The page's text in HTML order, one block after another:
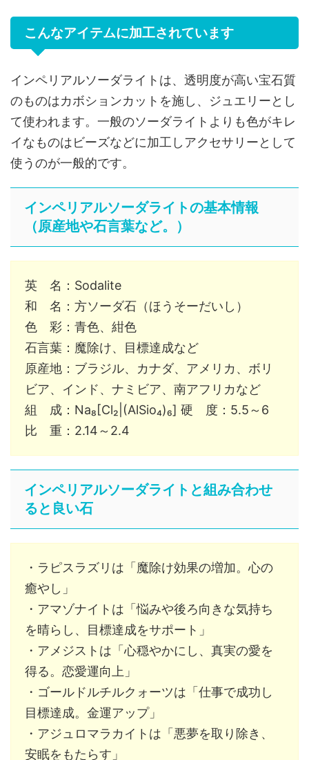
こんなアイテムに加工されています
インペリアルソーダライトは、透明度が高い宝石質
のものはカボションカットを施し、ジュエリーとし
て使われます。一般のソーダライトよりも色がキレ
イなものはビーズなどに加工しアクセサリーとして
使うのが一般的です。
インペリアルソーダライトの基本情報
（原産地や石言葉など。）
英 名：Sodalite
和 名：方ソーダ石（ほうそーだいし）
色 彩：青色、紺色
石言葉：魔除け、目標達成など
原産地：ブラジル、カナダ、アメリカ、ボリ
ビア、インド、ナミビア、南アフリカなど
組 成：Na₈[Cl₂|(AlSio₄)₆] 硬 度：5.5～6
比 重：2.14～2.4
インペリアルソーダライトと組み合わせ
ると良い石
・ラピスラズリは「魔除け効果の増加。心の
癒やし」
・アマゾナイトは「悩みや後ろ向きな気持ち
を晴らし、目標達成をサポート」
・アメジストは「心穏やかにし、真実の愛を
得る。恋愛運向上」
・ゴールドルチルクォーツは「仕事で成功し
目標達成。金運アップ」
・アジュロマラカイトは「悪夢を取り除き、
安眠をもたらす」